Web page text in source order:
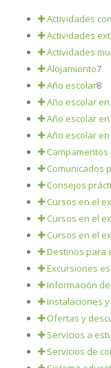
Actividades
Actividades
Actividades
Alojamiento7
Año escolar8
Año escolar
Año escolar
Año escolar en
Campamentos
Comunicados
Consejos
Cursos en el
Cursos en el
Cursos en el
Destinos para
Excursiones
Información
Instalaciones
Ofertas y
Servicios a
Servicios de